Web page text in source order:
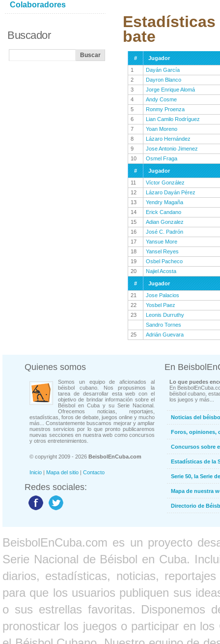
Estadísticas
bate
#
Jugador
1
Dayán García
2
Dayron Blanco
3
Jorge Enrique Alomá
4
Andy Cosme
5
Ronmy Proenza
6
Lian Camilo Rodríguez
7
Yoan Moreno
8
Lázaro Hernández
9
Jose Antonio Jimenez
10
Osmel Fraga
#
Jugador
11
Víctor González
12
Lázaro Dayán Pérez
13
Yendry Magaña
14
Erick Candano
15
Adian Gonzalez
16
José C. Padrón
17
Yansue More
18
Yansel Reyes
19
Osbel Pacheco
20
Najiel Acosta
#
Jugador
21
Jose Palacios
22
Yosbel Paez
23
Leonis Durruthy
Sandro Tornes
25
Adrián Guevara
Colaboradores
Buscador
Quienes somos
Somos un equipo de aficionados al
béisbol cubano. Nos propusimos la
tarea de desarrollar esta web con el
objetivo de brindar información sobre el
Béisbol en Cuba y su Serie Nacional.
Ofrecemos noticias, reportajes,
estadísticas, foros de debate, juegos online y mucho
más... Constantemente buscamos mejorar y ampliar
nuestros servicios por lo que pronto publicaremos
nuevas secciones en nuestra web como concursos
y otros entretenimientos.
© copyright 2009 - 2026 BeisbolEnCuba.com
Inicio | Mapa del sitio | Contacto
Redes sociales:
En
Lo que puedes
En
béisbol cubano,
los juegos y más...
Noticias del
Foros, opiniones,
Concursos sobre
Estadísticas de la
Serie 50, la Serie
Mapa de nuestra
Directorio de
BeisbolEnCuba.com es un proyecto
Serie Nacional de Béisbol en Cuba.
diarios, estadísticas, noticias,
para que los usuarios publiquen sus
o sus estrellas favoritas. Disponemos
pronosticar los juegos o participar en